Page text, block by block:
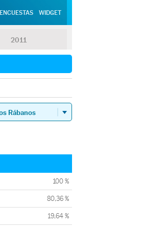
ENCUESTAS WIDGET
2011
100 %
80,36 %
19,64 %